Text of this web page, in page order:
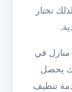
تختار
في
يحصل
تنظيف